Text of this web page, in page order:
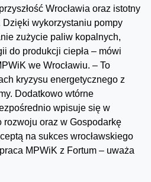
Wrocławia oraz istotny
wykorzystaniu pompy
zużycie paliw kopalnych,
do produkcji ciepła – mówi
we Wrocławiu. – To
kryzysu energetycznego z
Dodatkowo wtórne
wpisuje się w
oraz w Gospodarkę
na sukces wrocławskiego
MPWiK z Fortum – uważa